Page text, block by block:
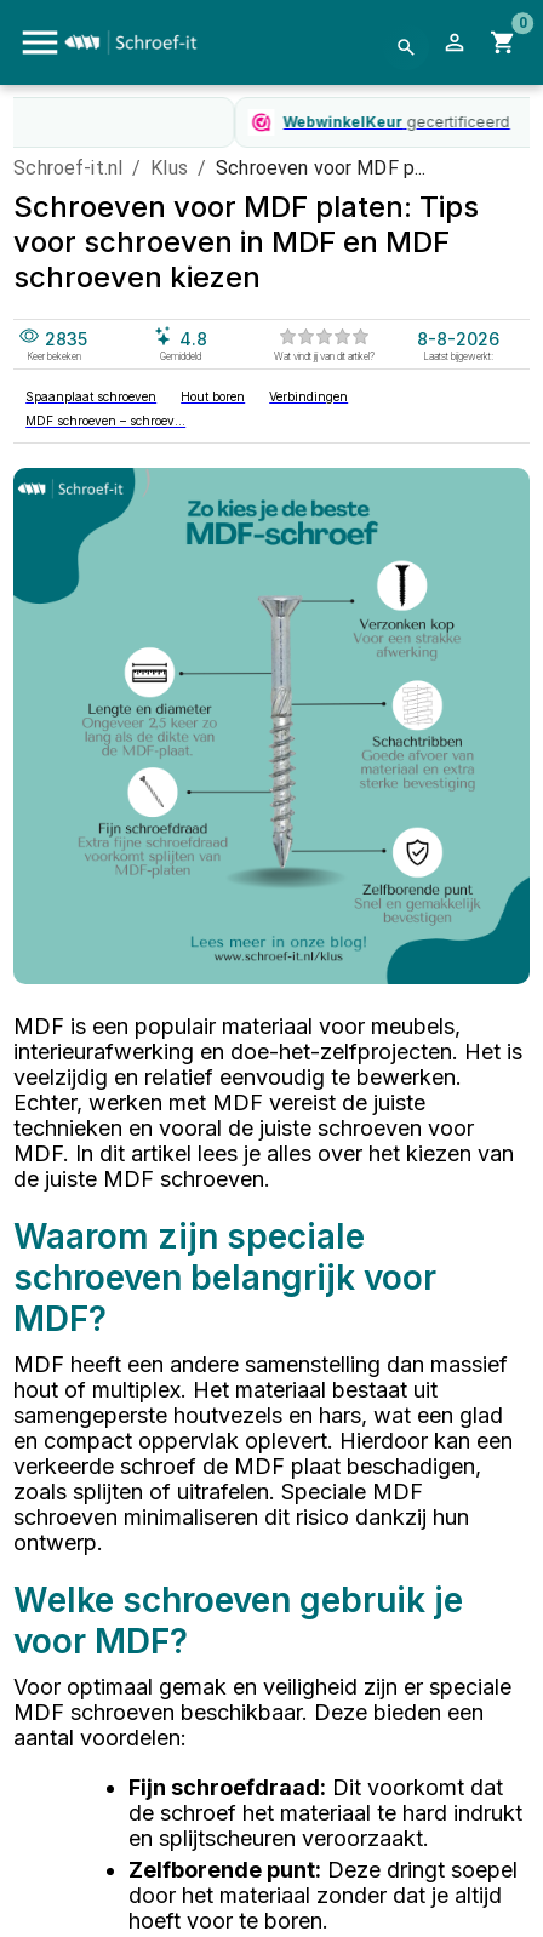
0
gecertificeerd
Schroef-it.nl / Klus / Schroeven voor MDF p...
Schroeven voor MDF platen: Tips
voor schroeven in MDF en MDF
schroeven kiezen
2835
Keer bekeken
4.8
Gemiddeld Wat vindt jij van dit artikel?
8-8-2026
Laatst bijgewerkt:
Spaanplaat schroeven Hout boren
Verbindingen
MDF schroeven – schroev...
MDF is een populair materiaal voor meubels,
interieurafwerking en doe-het-zelfprojecten. Het is
veelzijdig en relatief eenvoudig te bewerken.
Echter, werken met MDF vereist de juiste
technieken en vooral de juiste schroeven voor
MDF. In dit artikel lees je alles over het kiezen van
de juiste MDF schroeven.
Waarom zijn speciale
schroeven belangrijk voor
MDF?
MDF heeft een andere samenstelling dan massief
hout of multiplex. Het materiaal bestaat uit
samengeperste houtvezels en hars, wat een glad
en compact oppervlak oplevert. Hierdoor kan een
verkeerde schroef de MDF plaat beschadigen,
zoals splijten of uitrafelen. Speciale MDF
schroeven minimaliseren dit risico dankzij hun
ontwerp.
Welke schroeven gebruik je
voor MDF?
Voor optimaal gemak en veiligheid zijn er speciale
MDF schroeven beschikbaar. Deze bieden een
aantal voordelen:
Fijn schroefdraad: Dit voorkomt dat
de schroef het materiaal te hard indrukt
en splijtscheuren veroorzaakt.
Zelfborende punt: Deze dringt soepel
door het materiaal zonder dat je altijd
hoeft voor te boren.